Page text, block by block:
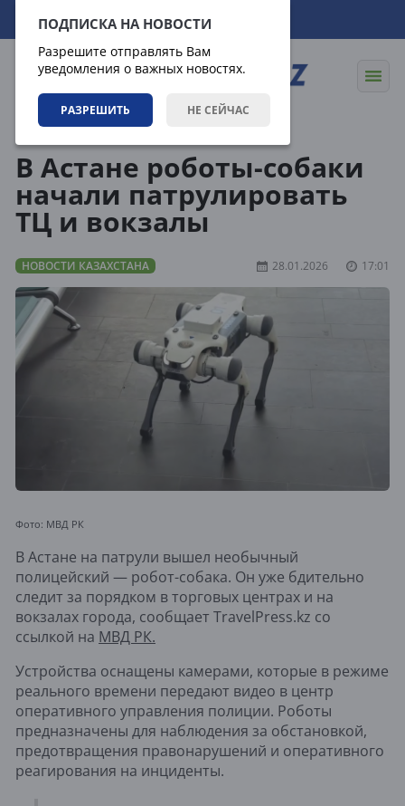
ПОДПИСКА НА НОВОСТИ
Разрешите отправлять Вам
уведомления о важных новостях.
РАЗРЕШИТЬ НЕ СЕЙЧАС
08.08.2026 15:48:05
В Астане роботы-собаки
начали патрулировать
ТЦ и вокзалы
НОВОСТИ КАЗАХСТАНА 28.01.2026 17:01
Фото: МВД РК
В Астане на патрули вышел необычный
полицейский — робот-собака. Он уже бдительно
следит за порядком в торговых центрах и на
вокзалах города, сообщает TravelPress.kz со
ссылкой на МВД РК.
Устройства оснащены камерами, которые в режиме
реального времени передают видео в центр
оперативного управления полиции. Роботы
предназначены для наблюдения за обстановкой,
предотвращения правонарушений и оперативного
реагирования на инциденты.